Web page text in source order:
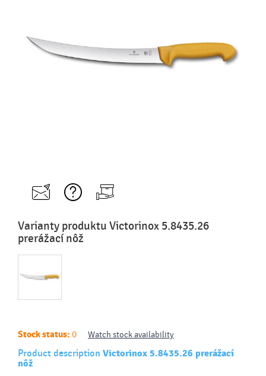
Varianty produktu Victorinox 5.8435.26
prerážací nôž
Stock status: 0 Watch stock availability
Product description Victorinox 5.8435.26 prerážací
nôž